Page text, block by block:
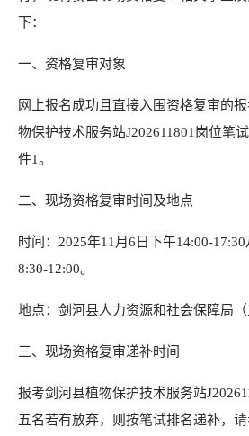
下：
一、资格复审对象
网上报名成功且直接入围资格复审的
物保护技术服务站J202611801岗位笔
件1。
二、现场资格复审时间及地点
时间：2025年11月6日下午14:00-
8:30-12:00。
地点：剑河县人力资源和社会保障局（
三、现场资格复审递补时间
报考剑河县植物保护技术服务站
五名若有放弃，则按笔试排名递补，请